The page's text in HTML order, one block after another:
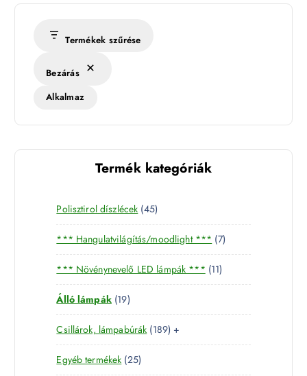
Termékek szűrése
Bezárás
Alkalmaz
Termék kategóriák
Polisztirol díszlécek 454
5
t
e
r
m
k
*** Hangulatvilágítás/moodlight *** 77
t
r
é
*** Növénynevelő LED lámpák *** 111
1
e
m
Álló lámpák 191
9
t
e
r
Csillárok, lámpabúrák 1891
8
+
Egyéb termékek 252